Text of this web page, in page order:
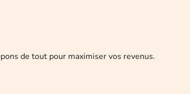
de tout pour maximiser vos revenus.